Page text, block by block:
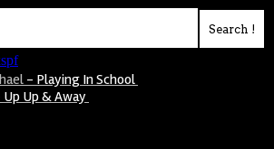
- Playing In School
Up Up & Away